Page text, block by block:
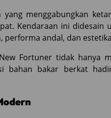
menggabungkan
Kendaraan ini didesain
andal, dan
Fortuner tidak hanya
bahan bakar berkat